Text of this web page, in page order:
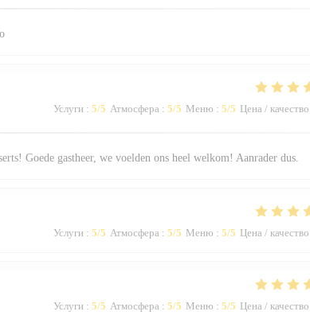
Услуги : 5/5 Атмосфера : 5/5 Меню : 5/5 Цена / качество
Goede gastheer, we voelden ons heel welkom! Aanrader dus.
Услуги : 5/5 Атмосфера : 5/5 Меню : 5/5 Цена / качество
Услуги : 5/5 Атмосфера : 5/5 Меню : 5/5 Цена / качество